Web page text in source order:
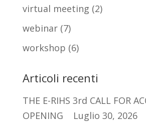
virtual meeting (2)
webinar(7)
workshop (6)
Articoli recenti
THE E-RIHS 3rd CALL FOR
OPENING
Luglio 30, 2026